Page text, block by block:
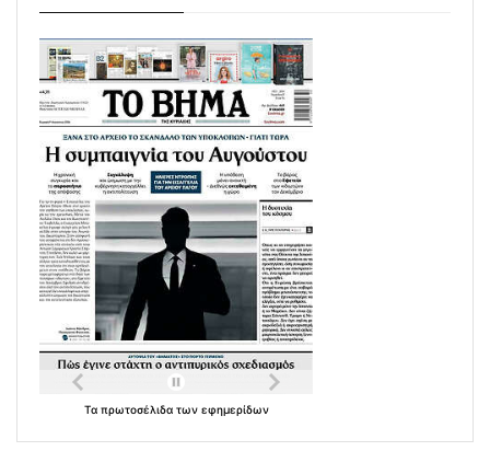
Τα πρωτοσέλιδα των εφημερίδων